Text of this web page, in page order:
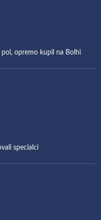
opremo kupil na Bolhi
specialci